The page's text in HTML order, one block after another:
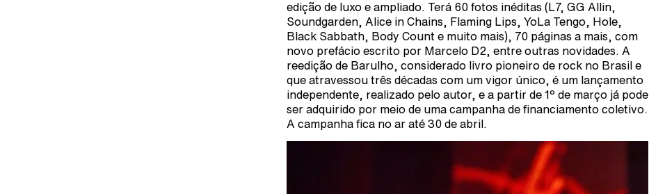
edição de luxo e ampliado. Terá 60 fotos inéditas (L7, GG Allin,
Soundgarden, Alice in Chains, Flaming Lips, YoLa Tengo, Hole,
Black Sabbath, Body Count e muito mais), 70 páginas a mais, com
novo prefácio escrito por Marcelo D2, entre outras novidades. A
reedição de Barulho, considerado livro pioneiro de rock no Brasil e
que atravessou três décadas com um vigor único, é um lançamento
independente, realizado pelo autor, e a partir de 1º de março já pode
ser adquirido por meio de uma campanha de financiamento coletivo.
A campanha fica no ar até 30 de abril.